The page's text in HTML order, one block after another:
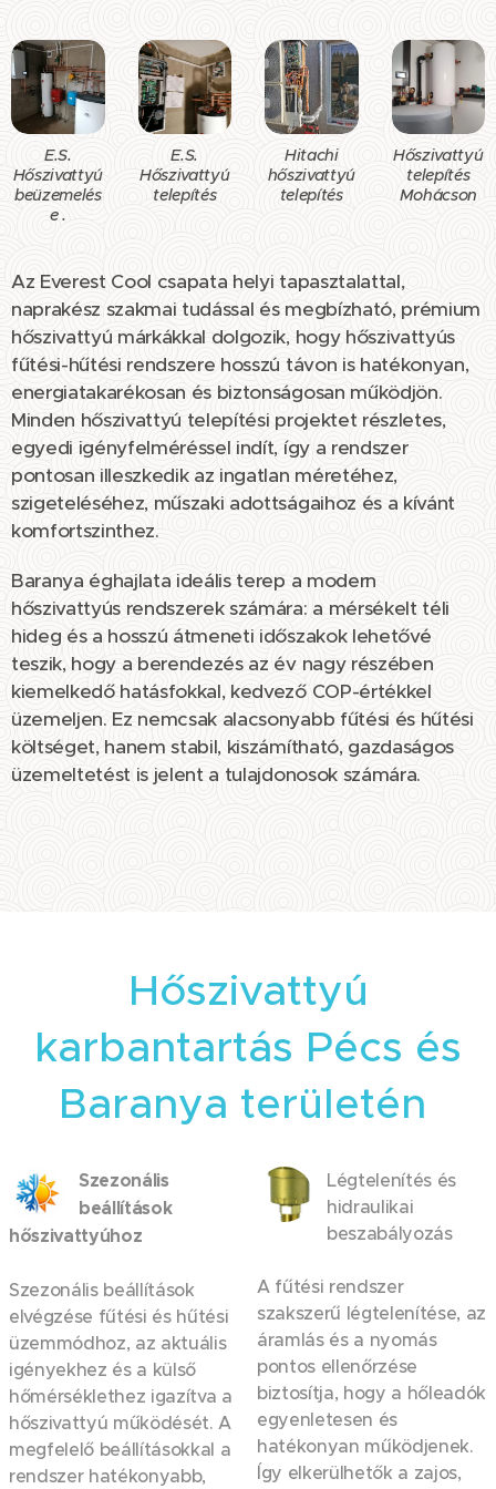
gyors hibaelhárítással Pécsen és egész
Baranyában
E.S.
Hőszivattyú
beüzemelés
e .
E.S.
Hőszivattyú
telepítés
Hitachi
hőszivattyú
telepítés
Hőszivattyú
telepítés
Mohácson
Az Everest Cool csapata helyi tapasztalattal,
naprakész szakmai tudással és megbízható, prémium
hőszivattyú márkákkal dolgozik, hogy hőszivattyús
fűtési-hűtési rendszere hosszú távon is hatékonyan,
energiatakarékosan és biztonságosan működjön.
Minden hőszivattyú telepítési projektet részletes,
egyedi igényfelméréssel indít, így a rendszer
pontosan illeszkedik az ingatlan méretéhez,
szigeteléséhez, műszaki adottságaihoz és a kívánt
komfortszinthez.
Baranya éghajlata ideális terep a modern
hőszivattyús rendszerek számára: a mérsékelt téli
hideg és a hosszú átmeneti időszakok lehetővé
teszik, hogy a berendezés az év nagy részében
kiemelkedő hatásfokkal, kedvező COP-értékkel
üzemeljen. Ez nemcsak alacsonyabb fűtési és hűtési
költséget, hanem stabil, kiszámítható, gazdaságos
üzemeltetést is jelent a tulajdonosok számára.
Hőszivattyú
karbantartás Pécs és
Baranya területén
Szezonális
beállítások
hőszivattyúhoz
Szezonális beállítások
elvégzése fűtési és hűtési
üzemmódhoz, az aktuális
igényekhez és a külső
hőmérséklethez igazítva a
hőszivattyú működését. A
megfelelő beállításokkal a
rendszer hatékonyabb,
Légtelenítés és
hidraulikai
beszabályozás
A fűtési rendszer
szakszerű légtelenítése, az
áramlás és a nyomás
pontos ellenőrzése
biztosítja, hogy a hőleadók
egyenletesen és
hatékonyan működjenek.
Így elkerülhetők a zajos,